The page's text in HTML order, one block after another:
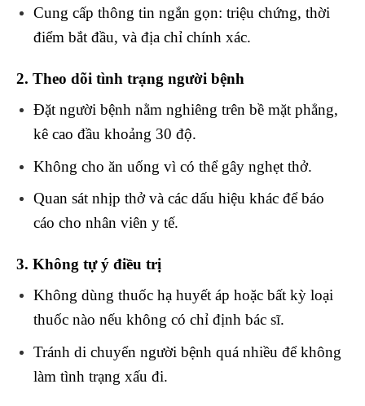
Cung cấp thông tin ngắn gọn: triệu chứng, thời
điểm bắt đầu, và địa chỉ chính xác.
2. Theo dõi tình trạng người bệnh
Đặt người bệnh nằm nghiêng trên bề mặt phẳng,
kê cao đầu khoảng 30 độ.
Không cho ăn uống vì có thể gây nghẹt thở.
Quan sát nhịp thở và các dấu hiệu khác để báo
cáo cho nhân viên y tế.
3. Không tự ý điều trị
Không dùng thuốc hạ huyết áp hoặc bất kỳ loại
thuốc nào nếu không có chỉ định bác sĩ.
Tránh di chuyển người bệnh quá nhiều để không
làm tình trạng xấu đi.